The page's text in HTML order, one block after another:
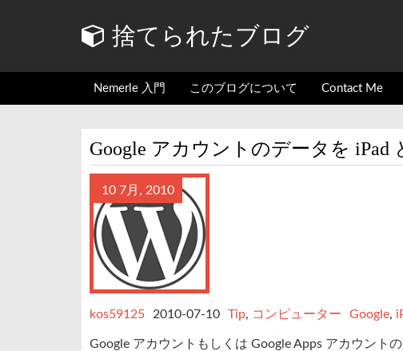
捨てられたブログ
Nemerle 入門 このブログについて Contact Me
Google アカウントのデータを iPad
10 7月, 2010
kos59125 2010-07-10 Tip, コンピューター Google,
Google アカウントもしくは Google Apps アカウント